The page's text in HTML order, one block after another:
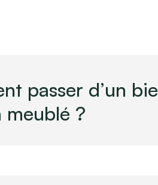
passer d’un
meublé ?